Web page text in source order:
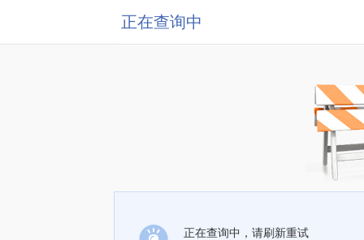
正在查询中
正在查询中，请刷新重试